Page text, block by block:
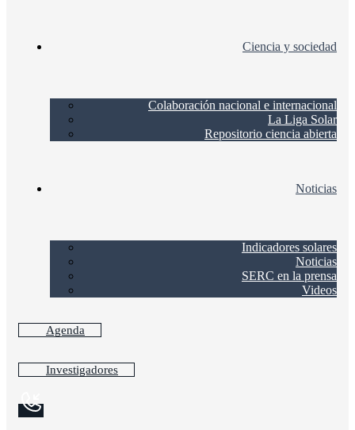
Ciencia y sociedad
Colaboración nacional e internacional
La Liga Solar
Repositorio ciencia abierta
Noticias
Indicadores solares
Noticias
SERC en la prensa
Videos
Agenda
Investigadores